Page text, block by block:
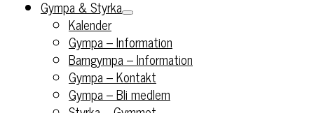
Gympa & Styrka
Kalender
Gympa – Information
Barngympa – Information
Gympa – Kontakt
Gympa – Bli medlem